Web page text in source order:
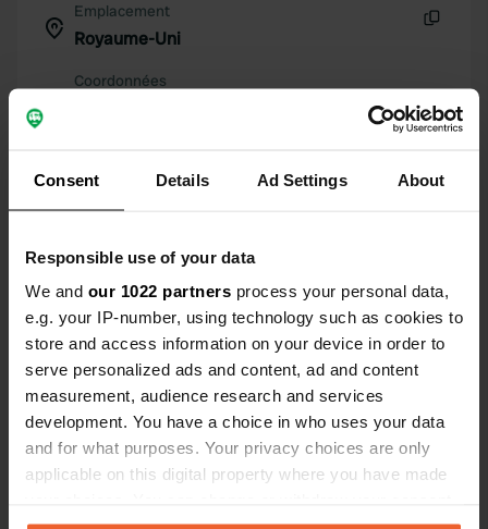
Consent Details Ad Settings About
Responsible use of your data
We and our 1022 partners process your personal data,
e.g. your IP-number, using technology such as cookies to
store and access information on your device in order to
serve personalized ads and content, ad and content
measurement, audience research and services
development. You have a choice in who uses your data
and for what purposes. Your privacy choices are only
applicable on this digital property where you have made
Emplacement
Royaume-Uni
Coordonnées
Copie
Copie
Passer à
pour toutes les coordonnées PRO+
Carte
Afficher sur la carte
Site web
Visitez le site Web